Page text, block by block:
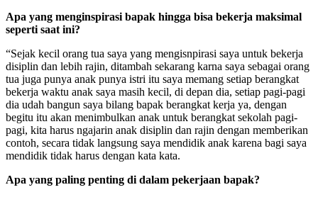
Apa yang menginspirasi bapak hingga bisa bekerja maksimal
seperti saat ini?
“Sejak kecil orang tua saya yang mengisnpirasi saya untuk bekerja
disiplin dan lebih rajin, ditambah sekarang karna saya sebagai orang
tua juga punya anak punya istri itu saya memang setiap berangkat
bekerja waktu anak saya masih kecil, di depan dia, setiap pagi-pagi
dia udah bangun saya bilang bapak berangkat kerja ya, dengan
begitu itu akan menimbulkan anak untuk berangkat sekolah pagi-
pagi, kita harus ngajarin anak disiplin dan rajin dengan memberikan
contoh, secara tidak langsung saya mendidik anak karena bagi saya
mendidik tidak harus dengan kata kata.
Apa yang paling penting didalam pekerjaan bapak?